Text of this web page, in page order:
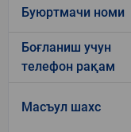
Буюртмачи номи
Боғланиш учун
телефон рақам
Масъул шахс